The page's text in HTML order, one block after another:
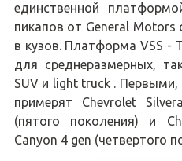
единственной
пикапов от General Motors
в кузов. Платформа VSS -
для среднеразмерных,
SUV и light truck .
примерят Chevrolet
(пятого поколения) и
Canyon 4 gen (четвертого